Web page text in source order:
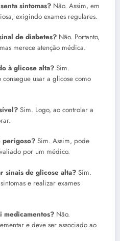
sintomas? Não. Assim, em
exigindo exames regulares.
de diabetes? Não. Portanto,
merece atenção médica.
à glicose alta? Sim.
usar a glicose como
Sim. Logo, ao controlar a
perigoso? Sim. Assim, pode
por um médico.
sinais de glicose alta? Sim.
e realizar exames
medicamentos? Não.
e deve ser associado ao